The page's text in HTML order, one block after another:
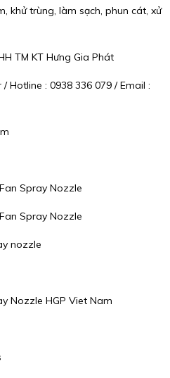
khử trùng, làm sạch, phun cát, xử
TM KT Hưng Gia Phát
Hotline : 0938 336 079 / Email :
Spray Nozzle
Spray Nozzle
nozzle
Nozzle HGP Viet Nam